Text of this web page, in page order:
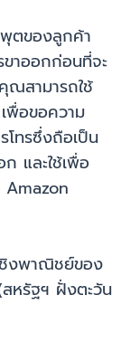
ตของลูกค้า
ขาออกก่อนที่จะ
ณสามารถใช้
พื่อขอความ
ทรซึ่งถือเป็น
และใช้เพื่อ
Amazon
ชิงพาณิชย์ของ
หรัฐฯ ฝั่งตะวัน